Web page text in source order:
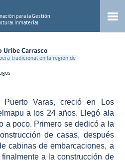
para la Gestión
Inmaterial
Uribe Carrasco
tradicional en la región de
Varas, creció en Los
a los 24 años. Llegó ala
a poco. Primero se dedicó a la
de casas, después
cabinas de embarcaciones, a
a la construcción de